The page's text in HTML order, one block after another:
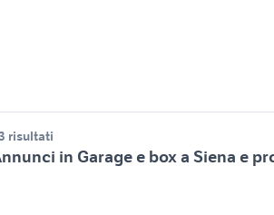
risultati
in Garage e box a Siena e